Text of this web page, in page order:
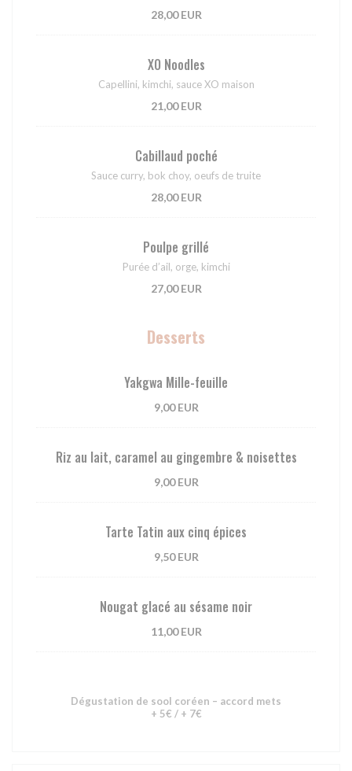
28,00 EUR
XO Noodles
Capellini, kimchi, sauce XO maison
21,00 EUR
Cabillaud poché
Sauce curry, bok choy, oeufs de truite
28,00 EUR
Poulpe grillé
Purée d’ail, orge, kimchi
27,00 EUR
Desserts
Yakgwa Mille-feuille
9,00 EUR
Riz au lait, caramel au gingembre & noisettes
9,00 EUR
Tarte Tatin aux cinq épices
9,50 EUR
Nougat glacé au sésame noir
11,00 EUR
Dégustation de sool coréen – accord mets
+ 5€ / + 7€